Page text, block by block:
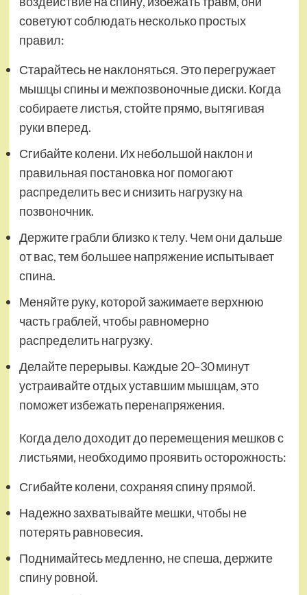
советуют соблюдать несколько простых
правил:
Старайтесь не наклоняться. Это перегружает
мышцы спины и межпозвоночные диски. Когда
собираете листья, стойте прямо, вытягивая
руки вперед.
Сгибайте колени. Их небольшой наклон и
правильная постановка ног помогают
распределить вес и снизить нагрузку на
позвоночник.
Держите грабли близко к телу. Чем они дальше
от вас, тем большее напряжение испытывает
спина.
Меняйте руку, которой зажимаете верхнюю
часть граблей, чтобы равномерно
распределить нагрузку.
Делайте перерывы. Каждые 20–30 минут
устраивайте отдых уставшим мышцам, это
поможет избежать перенапряжения.
Когда дело доходит до перемещения мешков с
листьями, необходимо проявить осторожность:
Сгибайте колени, сохраняя спину прямой.
Надежно захватывайте мешки, чтобы не
потерять равновесия.
Поднимайтесь медленно, не спеша, держите
спину ровной.